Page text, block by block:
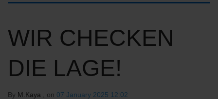
WIR CHECKEN
DIE LAGE!
By M.Kaya , on 07 January 2025 12:02